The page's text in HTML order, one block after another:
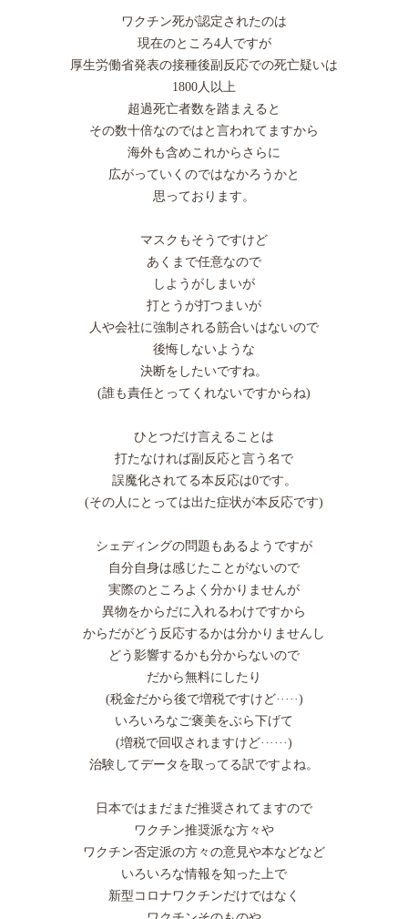
ワクチン死が認定されたのは
現在のところ4人ですが
厚生労働省発表の接種後副反応での死亡疑いは
1800人以上
超過死亡者数を踏まえると
その数十倍なのではと言われてますから
海外も含めこれからさらに
広がっていくのではなかろうかと
思っております。
マスクもそうですけど
あくまで任意なので
しようがしまいが
打とうが打つまいが
人や会社に強制される筋合いはないので
後悔しないような
決断をしたいですね。
(誰も責任とってくれないですからね)
ひとつだけ言えることは
打たなければ副反応と言う名で
誤魔化されてる本反応は0です。
(その人にとっては出た症状が本反応です)
シェディングの問題もあるようですが
自分自身は感じたことがないので
実際のところよく分かりませんが
異物をからだに入れるわけですから
からだがどう反応するかは分かりませんし
どう影響するかも分からないので
だから無料にしたり
(税金だから後で増税ですけど·····)
いろいろなご褒美をぶら下げて
(増税で回収されますけど······)
治験してデータを取ってる訳ですよね。
日本ではまだまだ推奨されてますので
ワクチン推奨派な方々や
ワクチン否定派の方々の意見や本などなど
いろいろな情報を知った上で
新型コロナワクチンだけではなく